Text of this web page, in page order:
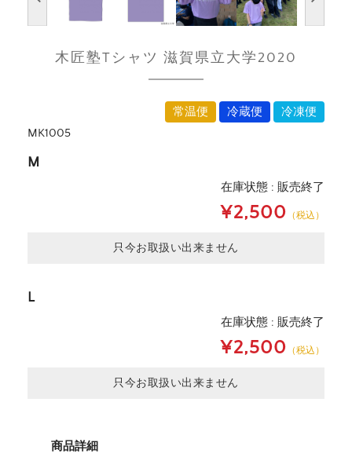
木匠塾Tシャツ 滋賀県立大学2020
常温便 冷蔵便
冷凍便
MK1005
M
在庫状態 : 販売終了
¥2,500 （税込）
只今お取扱い出来ません
L
在庫状態 : 販売終了
¥2,500 （税込）
只今お取扱い出来ません
商品詳細